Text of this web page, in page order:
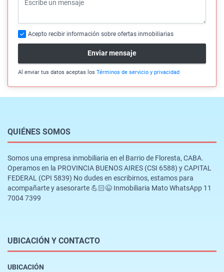
Acepto recibir información sobre ofertas inmobiliarias
Enviar mensaje
Al enviar tus datos aceptas los Términos de servicio y privacidad
QUIÉNES SOMOS
Somos una empresa inmobiliaria en el Barrio de Floresta, CABA.
Operamos en la PROVINCIA BUENOS AIRES (CSI 6588) y CAPITAL
FEDERAL (CPI 5839) No dudes en escribirnos, estamos para
acompañarte y asesorarte 💪🏻😉 Inmobiliaria Mato WhatsApp 11
7004 7399
UBICACIÓN Y CONTACTO
UBICACIÓN